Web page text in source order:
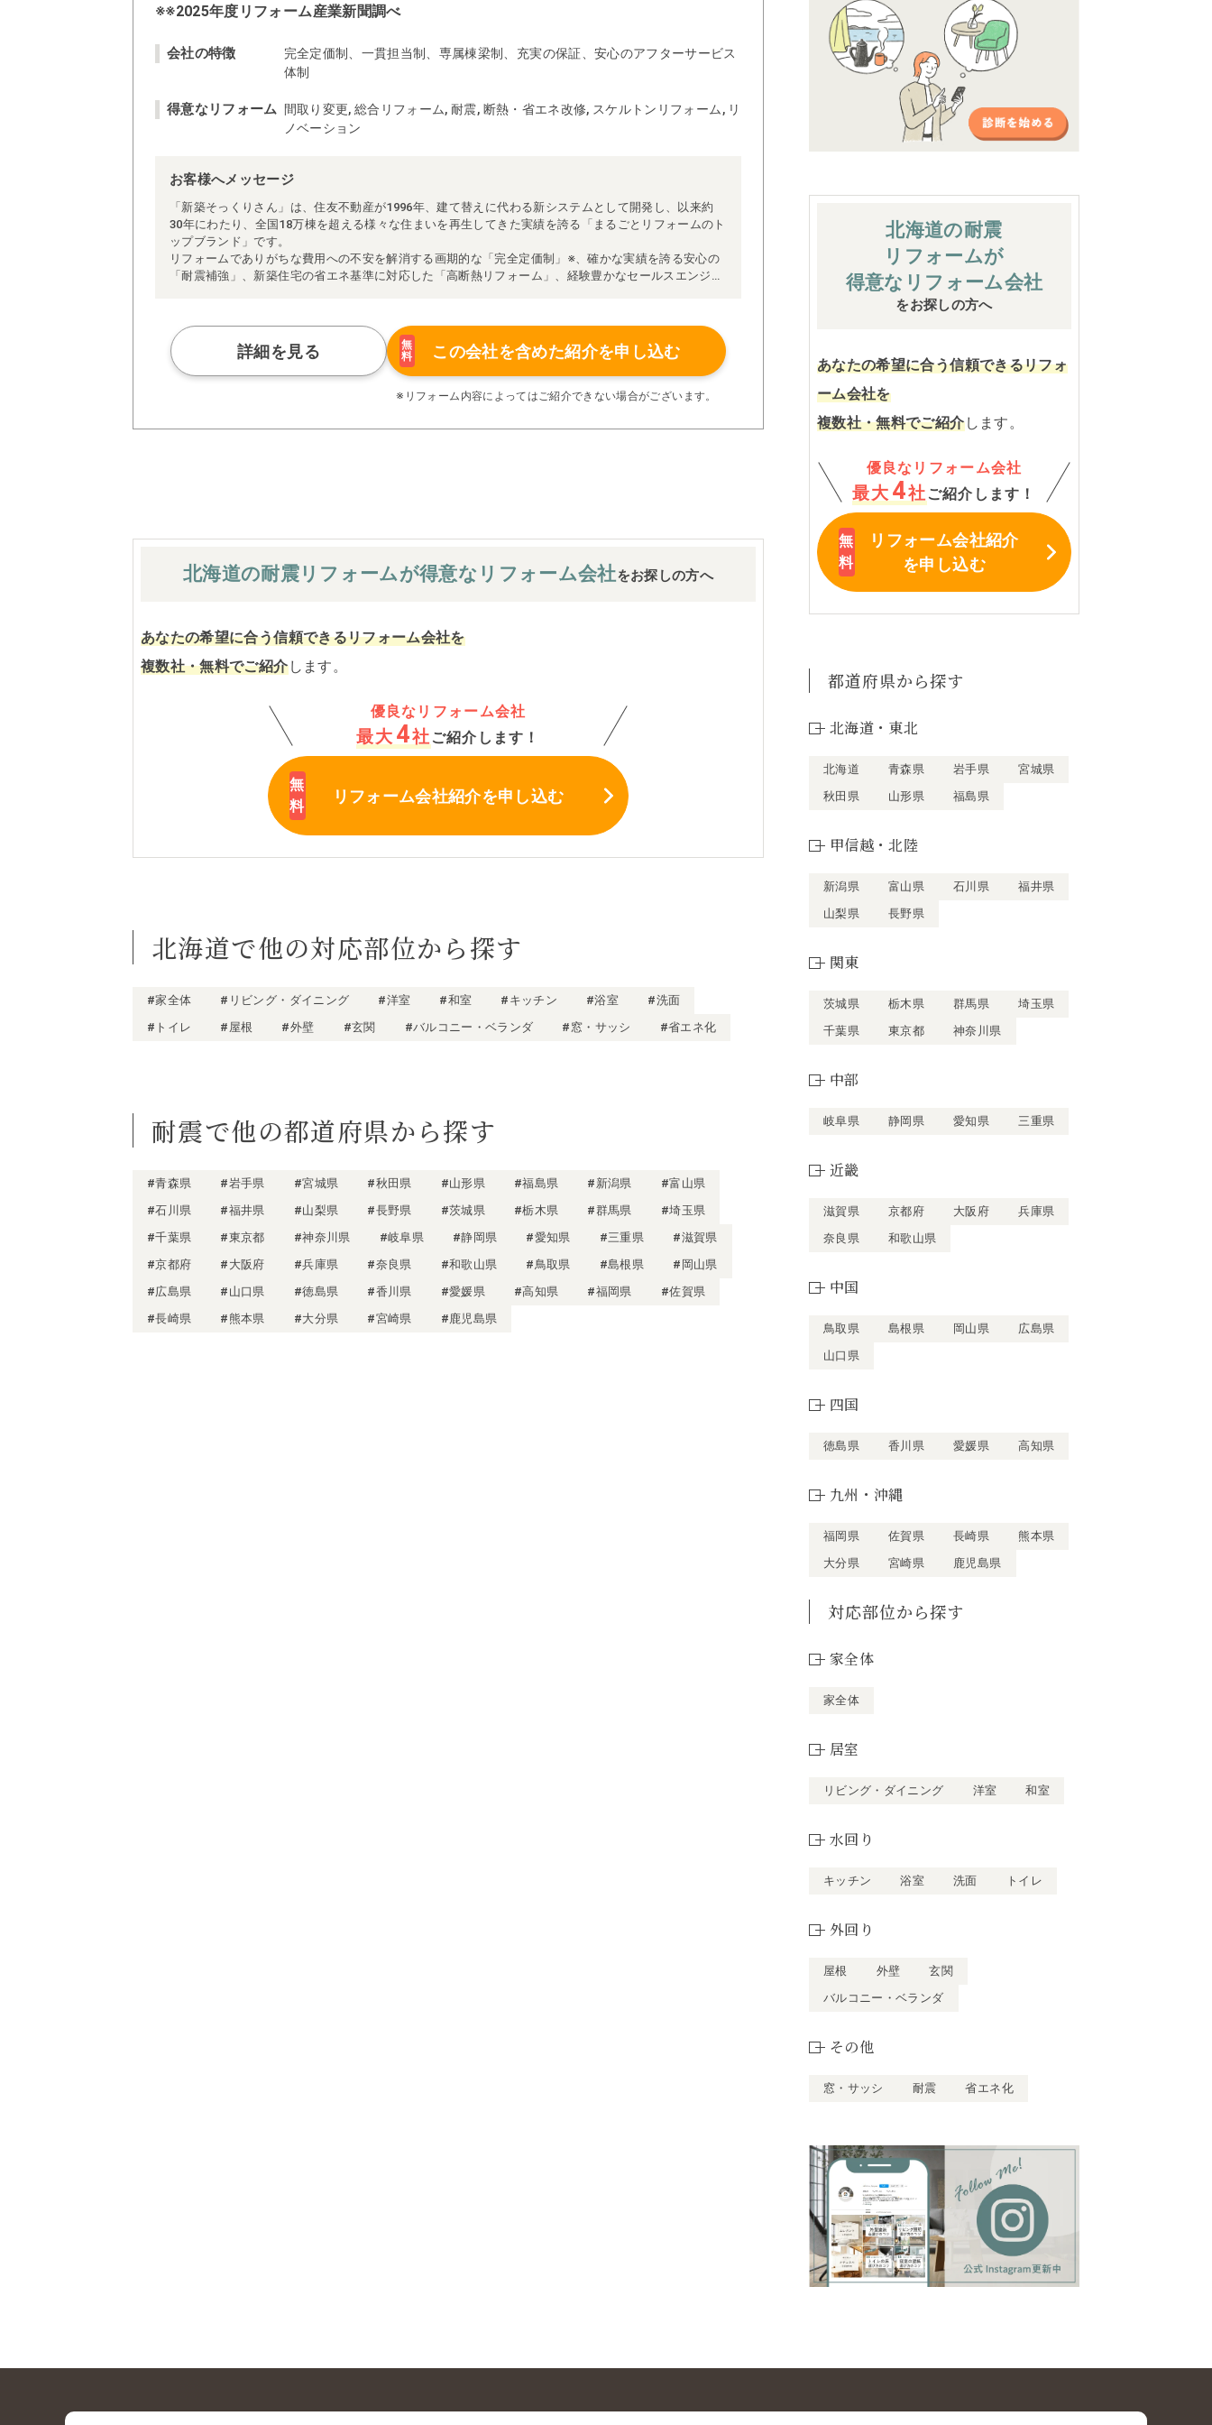
※※2025年度リフォーム産業新聞調べ
会社の特徴
完全定価制、一貫担当制、専属棟梁制、充実の保証、安心のアフターサービス
体制
得意なリフォーム
間取り変更, 総合リフォーム, 耐震, 断熱・省エネ改修, スケルトンリフォーム, リ
ノベーション
お客様へメッセージ
「新築そっくりさん」は、住友不動産が1996年、建て替えに代わる新システムとして開発し、以来約
30年にわたり、全国18万棟を超える様々な住まいを再生してきた実績を誇る「まるごとリフォームのト
ップブランド」です。
リフォームでありがちな費用への不安を解消する画期的な「完全定価制」※、確かな実績を誇る安心の
「耐震補強」、新築住宅の省エネ基準に対応した「高断熱リフォーム」、経験豊かなセールスエンジニ
られた充実の施工マニュアルや検査体制により高い施工品質を実現。
さらに、住友不動産のリフォームならではの充実の保証、アフターサービス体制で工事後も安心です。
ぜひ、あなたの大切なお住まいの再生を私たちにお任せください！
※お客様のご要望による工事内容変更がない限り着工後の追加費用はありません。
詳細を見る
無
料
この会社を含めた紹介を申し込む
※リフォーム内容によってはご紹介できない場合がございます。
北海道の耐震 リフォームが得意なリフォーム会社をお探しの方へ
あなたの希望に合う信頼できるリフォーム会社を
複数社・無料でご紹介します。
優良なリフォーム会社
最大 4社 ご紹介します！
リフォーム会社紹介を申し込む
北海道で他の対応部位から探す
#家全体 #リビング・ダイニング #洋室 #和室 #キッチン #浴室
#洗面
#トイレ
#屋根 #外壁 #玄関 #バルコニー・ベランダ #窓・サッシ #省エネ化
耐震で他の都道府県から探す
#青森県 #岩手県 #宮城県 #秋田県 #山形県 #福島県 #新潟県
#富山県
#石川県
#福井県 #山梨県 #長野県 #茨城県 #栃木県 #群馬県
#埼玉県
#千葉県
#東京都 #神奈川県 #岐阜県 #静岡県 #愛知県 #三重県
#滋賀県
#京都府
#大阪府 #兵庫県 #奈良県 #和歌山県 #鳥取県 #島根県
#岡山県
#広島県
#山口県 #徳島県 #香川県 #愛媛県 #高知県 #福岡県
#佐賀県
#長崎県
#熊本県 #大分県 #宮崎県 #鹿児島県
北海道の耐震
リフォームが
得意なリフォーム会社
をお探しの方へ
あなたの希望に合う信頼できるリフォ
ーム会社を
複数社・無料でご紹介します。
優良なリフォーム会社
最大 4社 ご紹介します！
リフォーム会社紹介
を申し込む
都道府県から探す
北海道・東北
北海道 青森県 岩手県
宮城県
秋田県
山形県 福島県
甲信越・北陸
新潟県 富山県 石川県
福井県
山梨県
長野県
関東
茨城県 栃木県 群馬県
埼玉県
千葉県
東京都 神奈川県
中部
岐阜県 静岡県 愛知県 三重県
近畿
滋賀県 京都府 大阪府
兵庫県
奈良県
和歌山県
中国
鳥取県 島根県 岡山県
広島県
山口県
四国
徳島県 香川県 愛媛県 高知県
九州・沖縄
福岡県 佐賀県 長崎県
熊本県
大分県
宮崎県 鹿児島県
対応部位から探す
家全体
家全体
居室
リビング・ダイニング 洋室 和室
水回り
キッチン 浴室 洗面 トイレ
外回り
屋根 外壁
玄関
バルコニー・ベランダ
その他
窓・サッシ 耐震 省エネ化